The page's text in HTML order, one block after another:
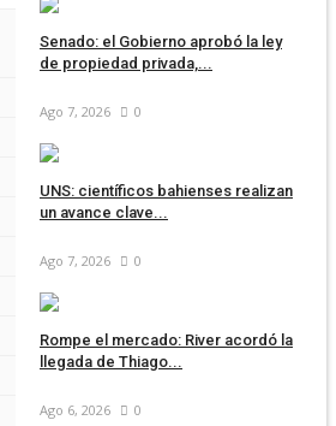
Senado: el Gobierno aprobó la ley
de propiedad privada,...
Ago 7, 2026 0
UNS: científicos bahienses realizan
un avance clave...
Ago 7, 2026 0
Rompe el mercado: River acordó la
llegada de Thiago...
Ago 6, 2026 0